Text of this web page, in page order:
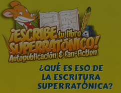
¿QUÉ ES ESO DE
LA ESCRITURA
SUPERRATÓNICA?